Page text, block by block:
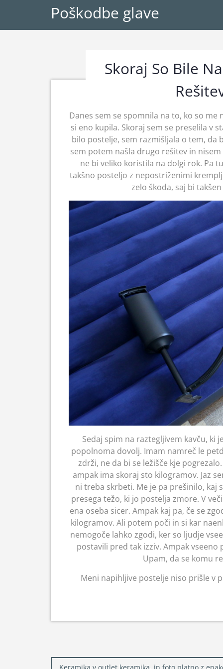
Poškodbe glave
Skoraj So Bile
Danes sem se spomnila na to, ko so
si eno kupila. Skoraj sem se preselila v
bilo postelje, sem razmišljala o tem, da
sem potem našla drugo rešitev in
ne bi veliko koristila na dolgi rok. Pa
takšno posteljo z nepostriženimi
zelo škoda, saj bi
Sedaj spim na raztegljivem kavču, ki
popolnoma dovolj. Imam namreč le
zdrži, ne da bi se ležišče kje
ampak ima skoraj sto kilogramov. Jaz
ni treba skrbeti. Me je pa prešinilo, kaj
presega težo, ki jo postelja zmore. V
ena oseba sicer. Ampak kaj pa, če se
kilogramov. Ali potem poči in si kar
nemogoče lahko zgodi, ker so ljudje
postavili pred tak izziv. Ampak
Upam, da se komu
Meni napihljive postelje niso prišle v
Navigacija